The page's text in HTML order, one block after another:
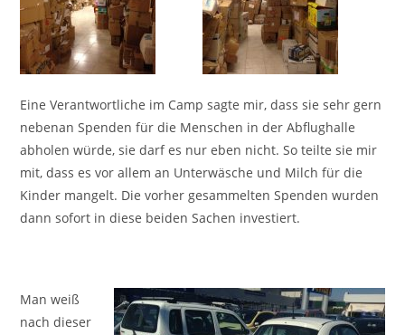
Eine Verantwortliche im Camp sagte mir, dass sie sehr gern
nebenan Spenden für die Menschen in der Abflughalle
abholen würde, sie darf es nur eben nicht. So teilte sie mir
mit, dass es vor allem an Unterwäsche und Milch für die
Kinder mangelt. Die vorher gesammelten Spenden wurden
dann sofort in diese beiden Sachen investiert.
Man weiß
nach dieser